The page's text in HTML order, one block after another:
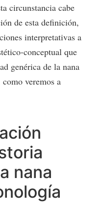
circunstancia cabe
de esta definición,
interpretativas a
conceptual que
genérica de la nana
veremos a
nana